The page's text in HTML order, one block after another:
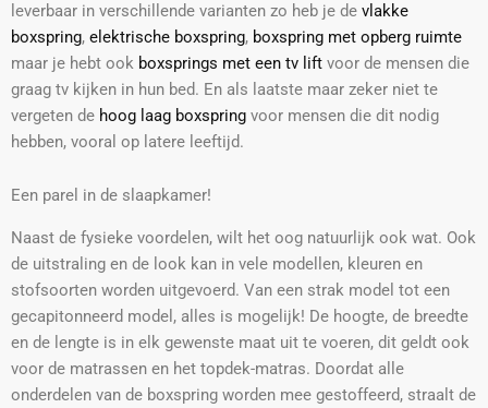
leverbaar in verschillende varianten zo heb je de vlakke
boxspring, elektrische boxspring, boxspring met opberg ruimte
maar je hebt ook boxsprings met een tv lift voor de mensen die
graag tv kijken in hun bed. En als laatste maar zeker niet te
vergeten de hoog laag boxspring voor mensen die dit nodig
hebben, vooral op latere leeftijd.
Een parel in de slaapkamer!
Naast de fysieke voordelen, wilt het oog natuurlijk ook wat. Ook
de uitstraling en de look kan in vele modellen, kleuren en
stofsoorten worden uitgevoerd. Van een strak model tot een
gecapitonneerd model, alles is mogelijk! De hoogte, de breedte
en de lengte is in elk gewenste maat uit te voeren, dit geldt ook
voor de matrassen en het topdek-matras. Doordat alle
onderdelen van de boxspring worden mee gestoffeerd, straalt de